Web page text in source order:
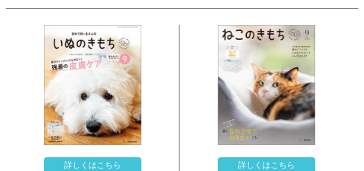
詳しくはこちら 詳しくはこちら